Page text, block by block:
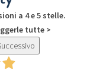
a 4 e 5 stelle.
tutte >